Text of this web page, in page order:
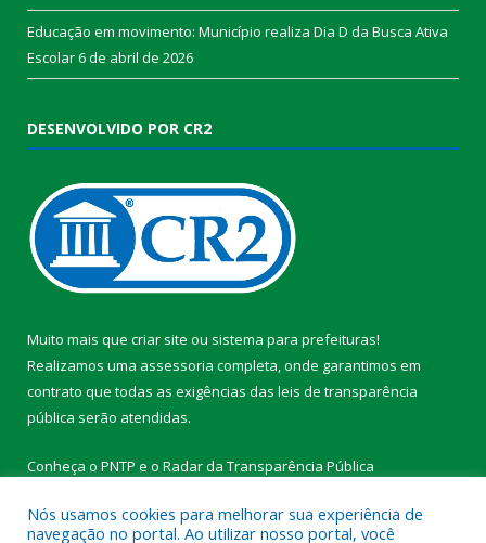
Educação em movimento: Município realiza Dia D da Busca Ativa
Escolar6 de abril de 2026
DESENVOLVIDO POR CR2
Muito mais que criar site ou sistema para prefeituras!
Realizamos uma assessoria completa, onde garantimos em
contrato que todas as exigências das leis de transparência
pública serão atendidas.
Conheça o PNTP e o Radar da Transparência Pública
Nós usamos cookies para melhorar sua experiência de
navegação no portal. Ao utilizar nosso portal, você